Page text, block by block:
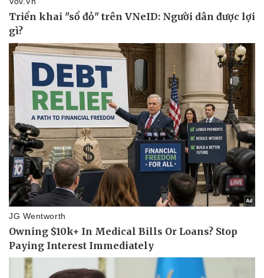
Doanh nghiệp
Công nghệ